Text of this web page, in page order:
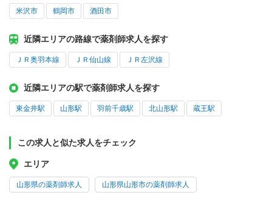
米沢市 鶴岡市 酒田市
近隣エリアの路線で薬剤師求人を探す
ＪＲ奥羽本線 ＪＲ仙山線 ＪＲ左沢線
近隣エリアの駅で薬剤師求人を探す
東金井駅 山形駅 羽前千歳駅 北山形駅 蔵王駅
この求人と似た求人をチェック
エリア
山形県の薬剤師求人 山形県山形市の薬剤師求人